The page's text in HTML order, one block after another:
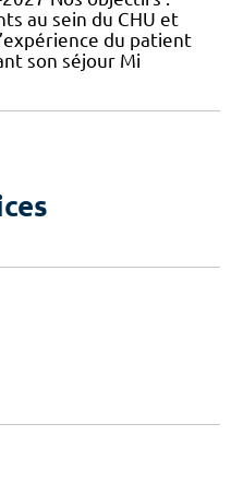
au sein du CHU et
du patient
son séjour Mi